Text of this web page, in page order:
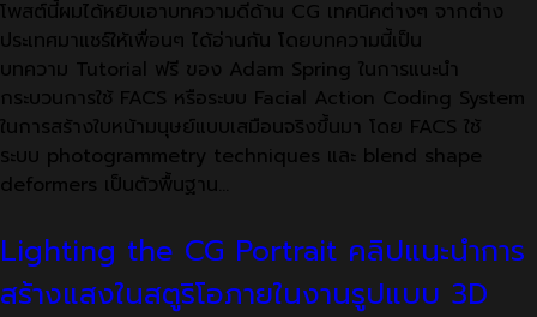
โพสต์นี้ผมได้หยิบเอาบทความดีด้าน CG เทคนิคต่างๆ จากต่าง
ประเทศมาแชร์ให้เพื่อนๆ ได้อ่านกัน โดยบทความนี้เป็น
บทความ Tutorial ฟรี ของ Adam Spring ในการแนะนำ
กระบวนการใช้ FACS หรือระบบ Facial Action Coding System
ในการสร้างใบหน้ามนุษย์แบบเสมือนจริงขึ้นมา โดย FACS ใช้
ระบบ photogrammetry techniques และ blend shape
deformers เป็นตัวพื้นฐาน…
Lighting the CG Portrait คลิปแนะนำการ
สร้างแสงในสตูริโอภายในงานรูปแบบ 3D